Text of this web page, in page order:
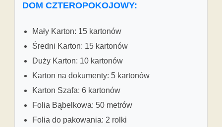
DOM CZTEROPOKOJOWY:
Mały Karton: 15 kartonów
Średni Karton: 15 kartonów
Duży Karton: 10 kartonów
Karton na dokumenty: 5 kartonów
Karton Szafa: 6 kartonów
Folia Bąbelkowa: 50 metrów
Folia do pakowania: 2 rolki